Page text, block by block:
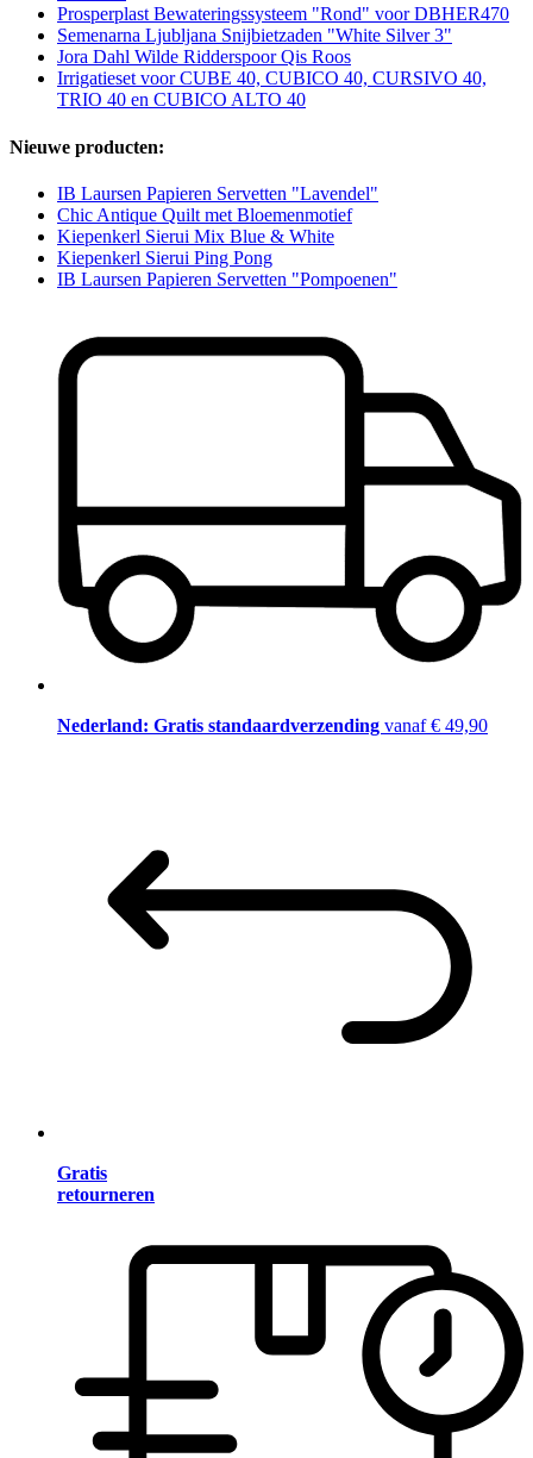
Prosperplast Bewateringssysteem "Rond" voor DBHER470
Semenarna Ljubljana Snijbietzaden "White Silver 3"
Jora Dahl Wilde Ridderspoor Qis Roos
Irrigatieset voor CUBE 40, CUBICO 40, CURSIVO 40,
TRIO 40 en CUBICO ALTO 40
Nieuwe producten:
IB Laursen Papieren Servetten "Lavendel"
Chic Antique Quilt met Bloemenmotief
Kiepenkerl Sierui Mix Blue & White
Kiepenkerl Sierui Ping Pong
IB Laursen Papieren Servetten "Pompoenen"
Nederland: Gratis standaardverzending vanaf € 49,90
Gratis
retourneren